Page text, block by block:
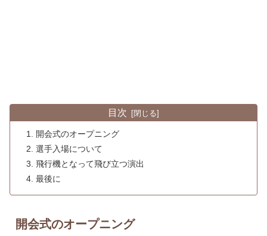
目次
開会式のオープニング
選手入場について
飛行機となって飛び立つ演出
最後に
開会式のオープニング